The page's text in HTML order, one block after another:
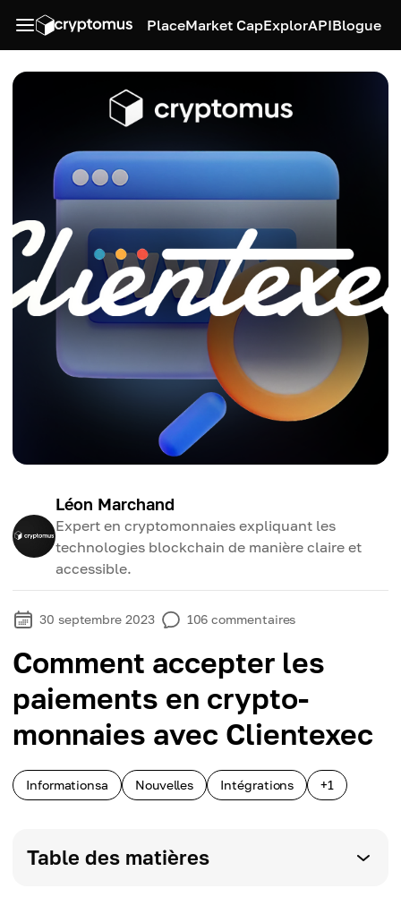
PlaceMarket CapExplorAPIBlogue
Léon Marchand
Expert en cryptomonnaies expliquant les
technologies blockchain de manière claire et
accessible.
30 septembre 2023 106 commentaires
Comment accepter les
paiements en crypto-
monnaies avec Clientexec
Informationsa Nouvelles Intégrations +1
Table des matières